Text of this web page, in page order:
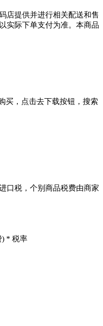
店提供并进行相关配送和售
实际下单支付为准。本商品
买，点击去下载按钮，搜索
口税，个别商品税费由商家
) * 税率